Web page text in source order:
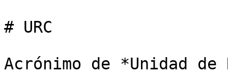
# URC
Acrónimo de *Unidad de